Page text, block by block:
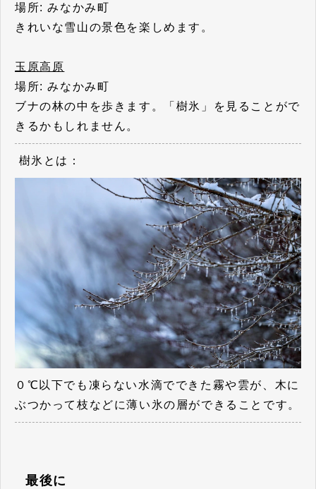
場所: みなかみ町
きれいな雪山の景色を楽しめます。
玉原高原
場所: みなかみ町
ブナの林の中を歩きます。「樹氷」を見ることがで
きるかもしれません。
樹氷とは：
０℃以下でも凍らない水滴でできた霧や雲が、木に
ぶつかって枝などに薄い氷の層ができることです。
最後に